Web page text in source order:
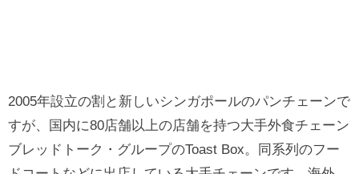
2005年設立の割と新しいシンガポールのパンチェーンで
すが、国内に80店舗以上の店舗を持つ大手外食チェーン
ブレッドトーク・グループのToast Box。同系列のフー